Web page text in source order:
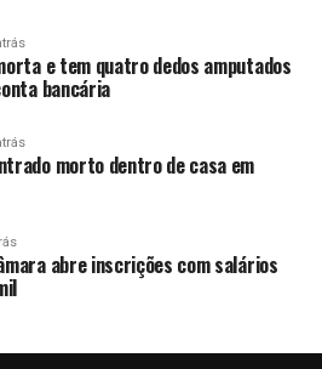
e tem quatro dedos amputados
bancária
morto dentro de casa em
abre inscrições com salários